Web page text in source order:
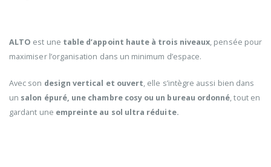
ALTO est une table d’appoint haute à trois niveaux, pensée pour
maximiser l’organisation dans un minimum d’espace.
Avec son design vertical et ouvert, elle s’intègre aussi bien dans
un salon épuré, une chambre cosy ou un bureau ordonné, tout en
gardant une empreinte au sol ultra réduite.